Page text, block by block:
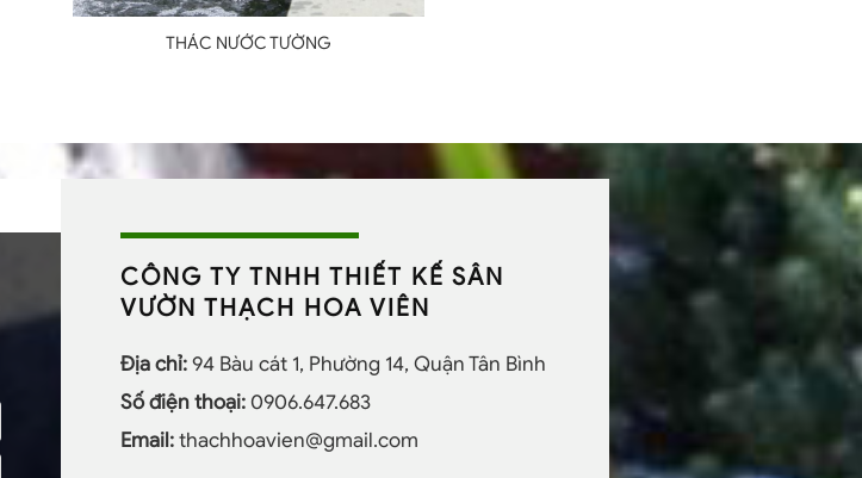
THÁC NƯỚC TƯỜNG
CÔNG TY TNHH THIẾT KẾ SÂN
VƯỜN THẠCH HOA VIÊN
Địa chỉ:94 Bàu cát 1, Phường 14, Quận Tân Bình
Số điện thoại:0906.647.683
Email:thachhoavien@gmail.com